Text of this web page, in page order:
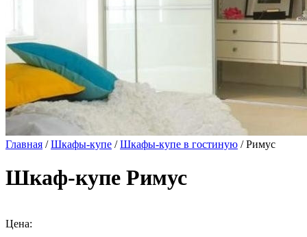
Главная /Шкафы-купе /Шкафы-купе в гостиную / Римус
Шкаф-купе Римус
Цена: